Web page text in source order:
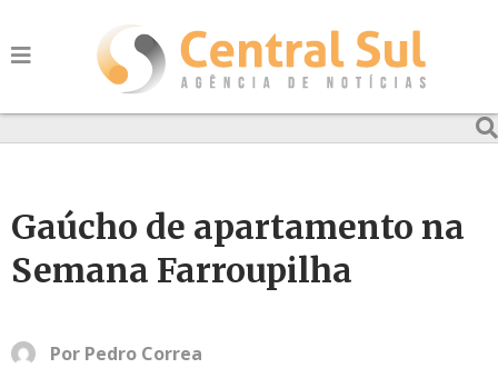
Gaúcho de apartamento na
Semana Farroupilha
Por Pedro Correa